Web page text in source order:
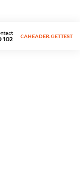
102 CAHEADER.GETTEST